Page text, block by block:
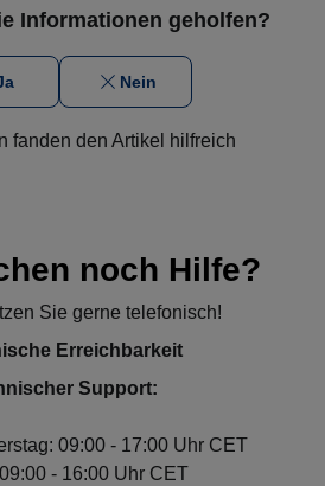
Informationen geholfen?
Nein
fanden den Artikel hilfreich
noch Hilfe?
Sie gerne telefonisch!
Erreichbarkeit
Support:
09:00 - 17:00 Uhr CET
- 16:00 Uhr CET